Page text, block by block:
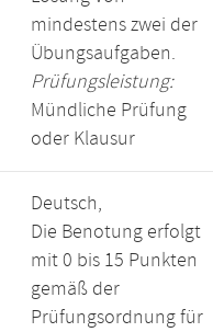
mindestens zwei der
Übungsaufgaben.
Prüfungsleistung:
Mündliche Prüfung
oder Klausur
Deutsch,
Die Benotung erfolgt
mit 0 bis 15 Punkten
gemäß der
Prüfungsordnung für